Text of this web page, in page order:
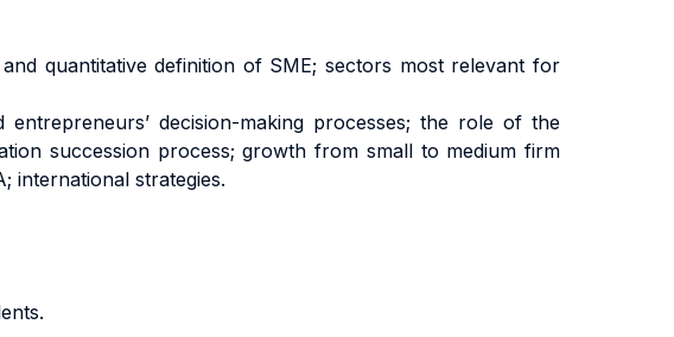
quantitative definition of SME; sectors most relevant for
decision-making processes; the role of the
succession process; growth from small to medium firm
international strategies.